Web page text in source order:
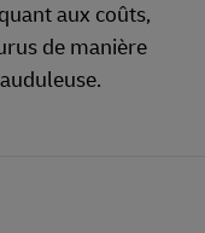
aux coûts,
de manière